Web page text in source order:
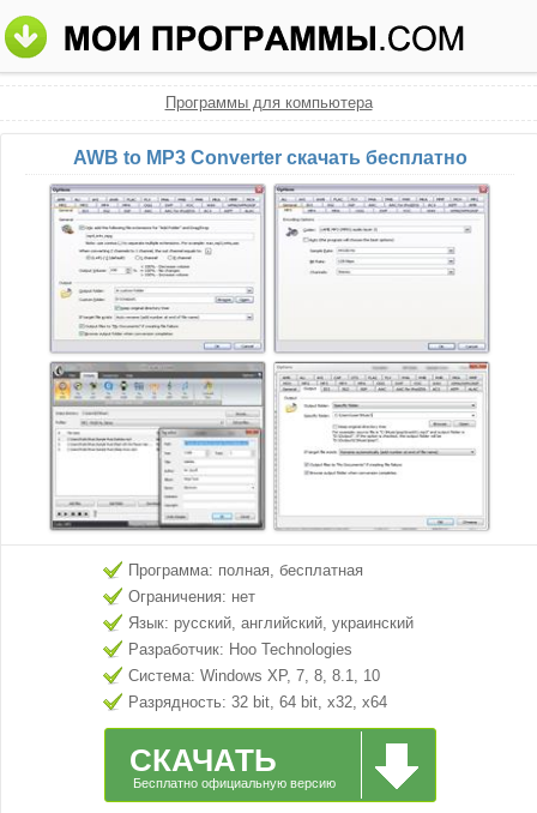
Программы для компьютера
AWB to MP3 Converter скачать бесплатно
Программа: полная, бесплатная
Ограничения: нет
Язык: русский, английский, украинский
Разработчик: Hoo Technologies
Система: Windows XP, 7, 8, 8.1, 10
Разрядность: 32 bit, 64 bit, x32, x64
СКАЧАТЬ
Бесплатно официальную версию